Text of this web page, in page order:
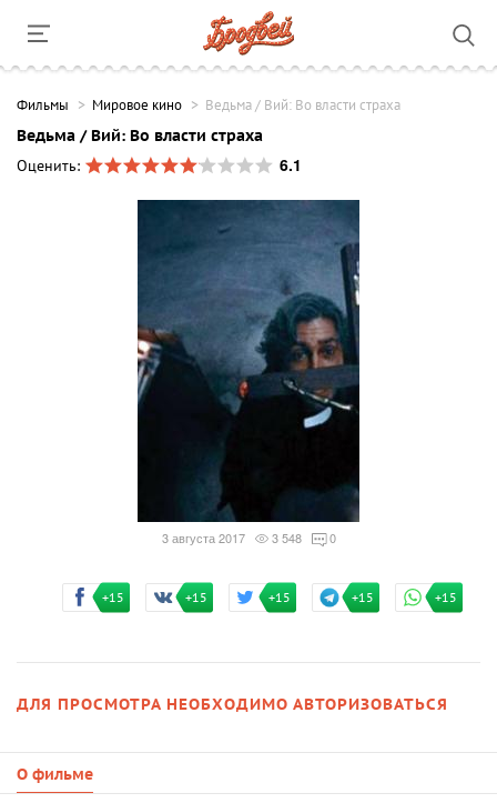
Фильмы Мировое кино Ведьма / Вий: Во власти страха
Ведьма / Вий: Во власти страха
Оценить:
6.1
3 августа 2017 3 548 0
+15 +15 +15 +15 +15
ДЛЯ ПРОСМОТРА НЕОБХОДИМО АВТОРИЗОВАТЬСЯ
О фильме